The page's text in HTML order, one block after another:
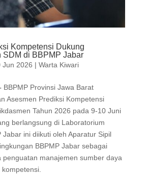
Kompetensi Dukung
SDM di BBPMP Jabar
Jun 2026 | Warta Kiwari
BBPMP Provinsi Jawa Barat
Asesmen Prediksi Kompetensi
Tahun 2026 pada 9-10 Juni
berlangsung di Laboratorium
Jabar ini diikuti oleh Aparatur Sipil
BBPMP Jabar sebagai
penguatan manajemen sumber daya